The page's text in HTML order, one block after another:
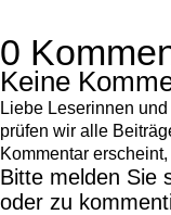
0
Keine
Liebe Leserinnen
prüfen wir alle
Kommentar
Bitte melden Sie
oder zu